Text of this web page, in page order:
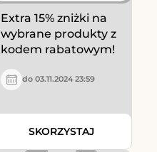
Extra 15% zniżki na
wybrane produkty z
kodem rabatowym!
do 03.11.2024 23:59
SKORZYSTAJ